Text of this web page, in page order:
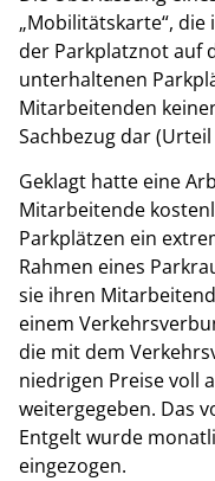
„Mobilitätskarte“,
der Parkplatznot auf
unterhaltenen
Mitarbeitenden
Sachbezug dar (Urteil
Geklagt hatte eine
Mitarbeitende
Parkplätzen ein
Rahmen eines
sie ihren
einem
die mit dem
niedrigen Preise voll
weitergegeben. Das
Entgelt wurde
eingezogen.